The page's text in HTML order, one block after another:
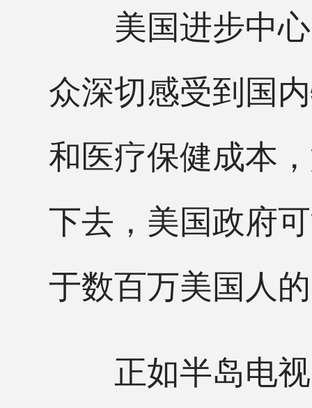
美国进步中心
众深切感受到国
和医疗保健成本
下去，美国政府
于数百万美国人
正如半岛电视